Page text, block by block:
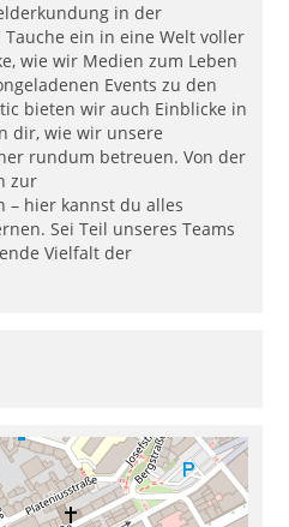
in der
ein in eine Welt voller
wie wir Medien zum Leben
Events zu den
bieten wir auch Einblicke in
dir, wie wir unsere
rundum betreuen. Von der
zur
– hier kannst du alles
Sei Teil unseres Teams
Vielfalt der